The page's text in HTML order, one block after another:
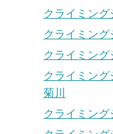
クライミン
クライミン
クライミン
クライミン
菊川
クライミン